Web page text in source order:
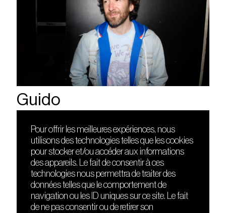
Guido
DÉCOUVRIR
Le lieu
Contact
Presse
Cours de DJing
TMLAB
FRIENDS
Nuits sonores
HEAT
Hôtel71
La Gaîté Lyrique
Pour offrir les meilleures expériences, nous
utilisons des technologies telles que les cookies
pour stocker et/ou accéder aux informations
des appareils. Le fait de consentir à ces
technologies nous permettra de traiter des
données telles que le comportement de
navigation ou les ID uniques sur ce site. Le fait
de ne pas consentir ou de retirer son